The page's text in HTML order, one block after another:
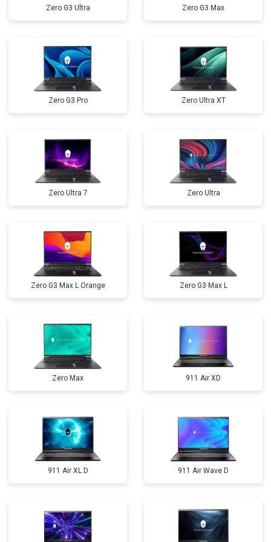
Замена северного моста от 3500 ₽
Zero G3 Ultra Zero G3 Max
Zero G3 Pro Zero Ultra XT
Zero Ultra 7 Zero Ultra
Zero G3 Max L Orange Zero G3 Max L
Zero Max 911 Air XD
911 Air XL D 911 Air Wave D